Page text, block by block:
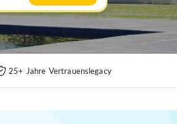
25+ Jahre Vertrauenslegacy